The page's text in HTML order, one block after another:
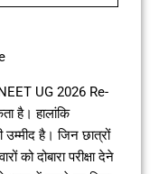
NEET UG 2026 Re-
है। हालांकि
है। जिन छात्रों
को दोबारा परीक्षा देने